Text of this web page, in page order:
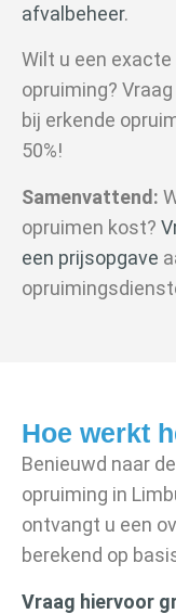
afvalbeheer.
Wilt u een
opruiming?
bij erkende
50%!
Samenvattend:
opruimen kost?
een prijsopgave
Hoe werkt
Benieuwd naar
opruiming in
ontvangt u een
berekend op
Vraag hiervoor